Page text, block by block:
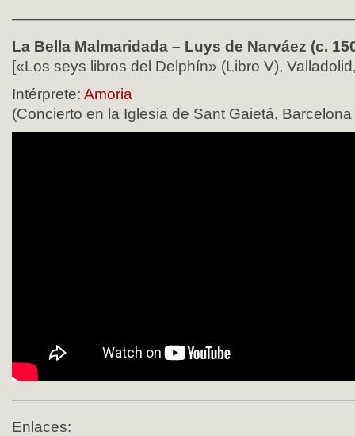
La Bella Malmaridada – Luys de Narváez (c.
[«Los seys libros del Delphín» (Libro V),
Intérprete: Amoria
(Concierto en la Iglesia de Sant Gaietá,
Enlaces: